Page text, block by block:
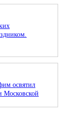
освятил
Московской